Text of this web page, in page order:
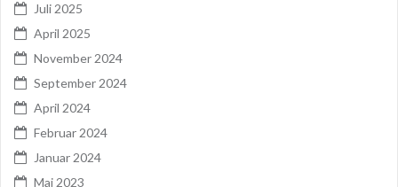
Juli 2025
April 2025
November 2024
September 2024
April 2024
Februar 2024
Januar 2024
Mai 2023